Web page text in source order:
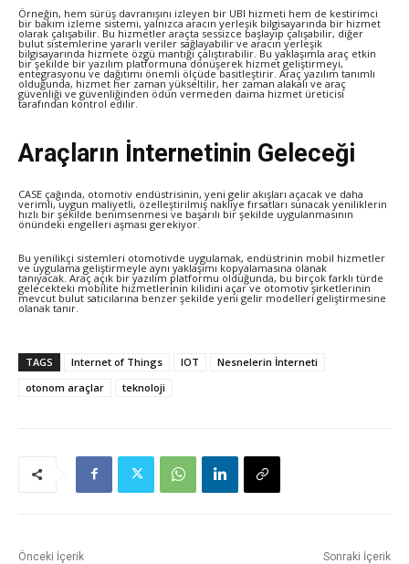
Örneğin, hem sürüş davranışını izleyen bir UBI hizmeti hem de kestirimci
bir bakım izleme sistemi, yalnızca aracın yerleşik bilgisayarında bir hizmet
olarak çalışabilir. Bu hizmetler araçta sessizce başlayıp çalışabilir, diğer
bulut sistemlerine yararlı veriler sağlayabilir ve aracın yerleşik
bilgisayarında hizmete özgü mantığı çalıştırabilir. Bu yaklaşımla araç etkin
bir şekilde bir yazılım platformuna dönüşerek hizmet geliştirmeyi,
entegrasyonu ve dağıtımı önemli ölçüde basitleştirir. Araç yazılım tanımlı
olduğunda, hizmet her zaman yükseltilir, her zaman alakalı ve araç
güvenliği ve güvenliğinden ödün vermeden daima hizmet üreticisi
tarafından kontrol edilir.
Araçların İnternetinin Geleceği
CASE çağında, otomotiv endüstrisinin, yeni gelir akışları açacak ve daha
verimli, uygun maliyetli, özelleştirilmiş nakliye fırsatları sunacak yeniliklerin
hızlı bir şekilde benimsenmesi ve başarılı bir şekilde uygulanmasının
önündeki engelleri aşması gerekiyor.
Bu yenilikçi sistemleri otomotivde uygulamak, endüstrinin mobil hizmetler
ve uygulama geliştirmeyle aynı yaklaşımı kopyalamasına olanak
tanıyacak. Araç açık bir yazılım platformu olduğunda, bu birçok farklı türde
gelecekteki mobilite hizmetlerinin kilidini açar ve otomotiv şirketlerinin
mevcut bulut satıcılarına benzer şekilde yeni gelir modelleri geliştirmesine
olanak tanır.
TAGS Internet of Things IOT
Nesnelerin İnterneti
otonom araçlar
teknoloji
Önceki İçerik Sonraki İçerik